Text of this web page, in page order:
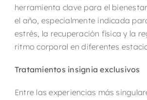
herramienta clave para el
el año, especialmente indicada
estrés, la recuperación física y la
ritmo corporal en diferentes
Tratamientos insignia exclusivos
Entre las experiencias más